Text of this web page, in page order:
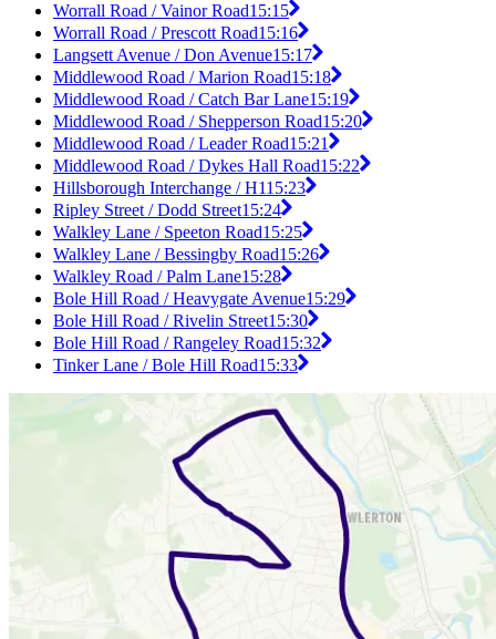
Worrall Road / Vainor Road15:15
Worrall Road / Prescott Road15:16
Langsett Avenue / Don Avenue15:17
Middlewood Road / Marion Road15:18
Middlewood Road / Catch Bar Lane15:19
Middlewood Road / Shepperson Road15:20
Middlewood Road / Leader Road15:21
Middlewood Road / Dykes Hall Road15:22
Hillsborough Interchange / H115:23
Ripley Street / Dodd Street15:24
Walkley Lane / Speeton Road15:25
Walkley Lane / Bessingby Road15:26
Walkley Road / Palm Lane15:28
Bole Hill Road / Heavygate Avenue15:29
Bole Hill Road / Rivelin Street15:30
Bole Hill Road / Rangeley Road15:32
Tinker Lane / Bole Hill Road15:33